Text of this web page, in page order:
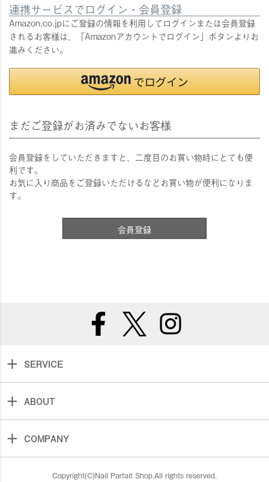
連携サービスでログイン・会員登録
Amazon.co.jpにご登録の情報を利用してログインまたは会員登録
されるお客様は、「Amazonアカウントでログイン」ボタンよりお
進みください。
まだご登録がお済みでないお客様
会員登録をしていただきますと、二度目のお買い物時にとても便
利です。
お気に入り商品をご登録いただけるなどお買い物が便利になりま
す。
会員登録
SERVICE
ABOUT
COMPANY
Copyright(C)Nail Parfait Shop.All rights reserved.